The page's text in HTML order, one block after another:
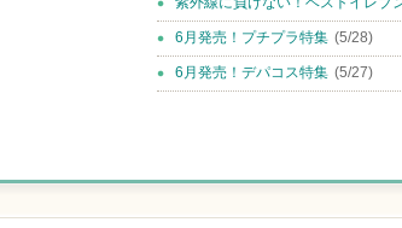
6月発売！プチプラ特集 (5/28)
6月発売！デパコス特集 (5/27)